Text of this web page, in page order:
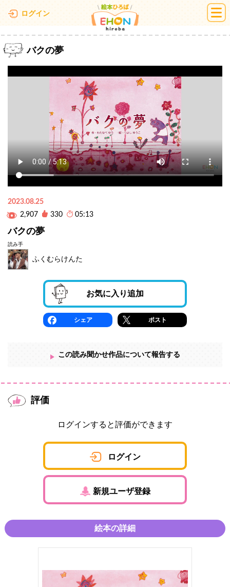
ログイン 絵本ひろば
バクの夢
2023.08.25
2,907
330 05:13
バクの夢
読み手
ふくむらけんた
お気に入り追加
シェア ポスト
この読み聞かせ作品について報告する
評価
ログインすると評価ができます
ログイン
新規ユーザ登録
絵本の詳細